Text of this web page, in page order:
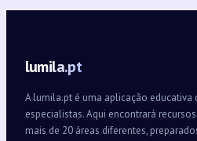
lumila.pt
A lumila.pt é uma aplicação educativa
especialistas. Aqui encontrará
mais de 20 áreas diferentes,